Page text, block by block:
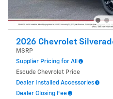
2026 Chevrolet
MSRP
Supplier Pricing for All
Escude Chevrolet Price
Dealer Installed Accessories
Dealer Closing Fee